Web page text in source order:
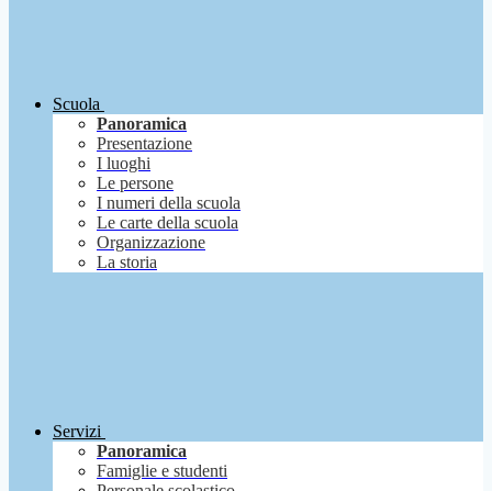
Scuola
Panoramica
Presentazione
I luoghi
Le persone
I numeri della scuola
Le carte della scuola
Organizzazione
La storia
Servizi
Panoramica
Famiglie e studenti